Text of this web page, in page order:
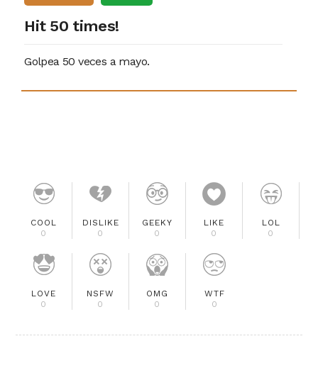
Hit 50 times!
Golpea 50 veces a mayo.
COOL
0
DISLIKE
0
GEEKY
0
LIKE
0
LOL
0
LOVE
0
NSFW
0
OMG
0
WTF
0